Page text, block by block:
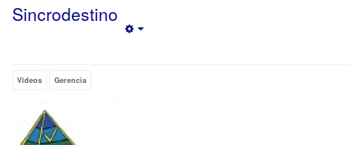
Sincrodestino
Videos Gerencia